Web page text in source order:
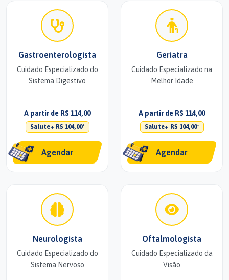
Gastroenterologista
Cuidado Especializado do
Sistema Digestivo
A partir de R$ 114,00
Salute+ R$ 104,00*
Agendar
Geriatra
Cuidado Especializado na
Melhor Idade
A partir de R$ 114,00
Salute+ R$ 104,00*
Agendar
Neurologista
Cuidado Especializado do
Sistema Nervoso
Oftalmologista
Cuidado Especializado da
Visão